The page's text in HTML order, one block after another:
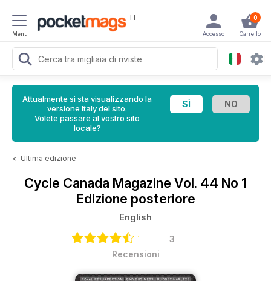
Menu
IT 0
Carrello
Accesso
Attualmente si sta visualizzando la
versione Italy del sito.
Volete passare al vostro sito
locale?
< Ultima edizione
Cycle Canada Magazine Vol. 44 No 1
Edizione posteriore
English
3
Recensioni